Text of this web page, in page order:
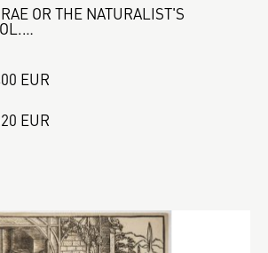
OR THE NATURALIST'S
EUR
EUR